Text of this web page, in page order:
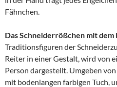
Fähnchen.
Das Schneiderrößchen mit
Traditionsfiguren der
Reiter in einer Gestalt, wird von
Person dargestellt. Umgeben
mit bodenlangen farbigen Tuch,